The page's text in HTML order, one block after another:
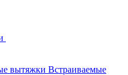
Встраиваемые